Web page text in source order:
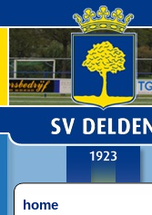
home